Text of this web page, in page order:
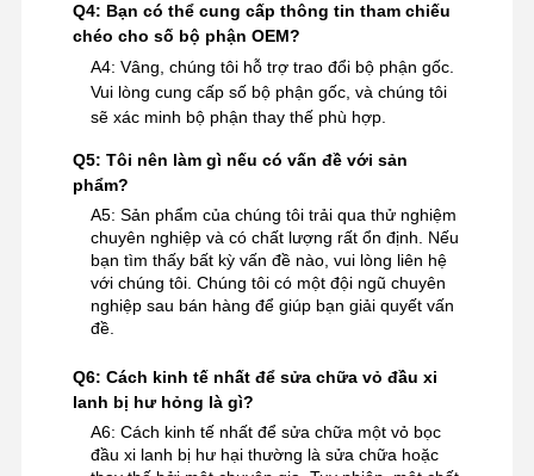
Q4: Bạn có thể cung cấp thông tin tham chiếu
chéo cho số bộ phận OEM?
A4: Vâng, chúng tôi hỗ trợ trao đổi bộ phận gốc.
Vui lòng cung cấp số bộ phận gốc, và chúng tôi
sẽ xác minh bộ phận thay thế phù hợp.
Q5: Tôi nên làm gì nếu có vấn đề với sản
phẩm?
A5: Sản phẩm của chúng tôi trải qua thử nghiệm
chuyên nghiệp và có chất lượng rất ổn định. Nếu
bạn tìm thấy bất kỳ vấn đề nào, vui lòng liên hệ
với chúng tôi. Chúng tôi có một đội ngũ chuyên
nghiệp sau bán hàng để giúp bạn giải quyết vấn
đề.
Q6: Cách kinh tế nhất để sửa chữa vỏ đầu xi
lanh bị hư hỏng là gì?
A6: Cách kinh tế nhất để sửa chữa một vỏ bọc
đầu xi lanh bị hư hại thường là sửa chữa hoặc